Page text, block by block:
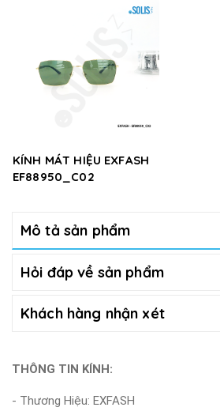
KÍNH MÁT HIỆU EXFASH
EF88950_C02
Mô tả sản phẩm
Hỏi đáp về sản phẩm
Khách hàng nhận xét
THÔNG TIN KÍNH:
- Thương Hiệu: EXFASH